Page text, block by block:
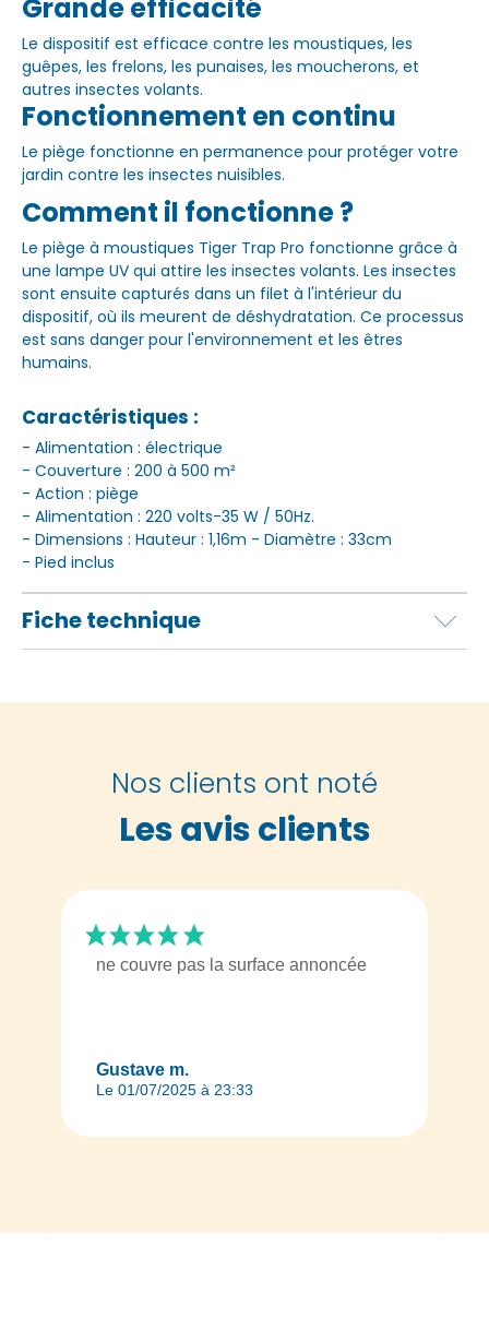
Grande efficacité
Le dispositif est efficace contre les moustiques, les
guêpes, les frelons, les punaises, les moucherons, et
autres insectes volants.
Fonctionnement en continu
Le piège fonctionne en permanence pour protéger votre
jardin contre les insectes nuisibles.
Comment il fonctionne ?
Le piège à moustiques Tiger Trap Pro fonctionne grâce à
une lampe UV qui attire les insectes volants. Les insectes
sont ensuite capturés dans un filet à l'intérieur du
dispositif, où ils meurent de déshydratation. Ce processus
est sans danger pour l'environnement et les êtres
humains.
Caractéristiques :
- Alimentation : électrique
- Couverture : 200 à 500 m²
- Action : piège
- Alimentation : 220 volts-35 W / 50Hz.
- Dimensions : Hauteur : 1,16m - Diamètre : 33cm
- Pied inclus
Fiche technique
Nos clients ont noté
Les avis clients
Gustave m.
Le 01/07/2025 à 23:33
ne couvre pas la surface annoncée